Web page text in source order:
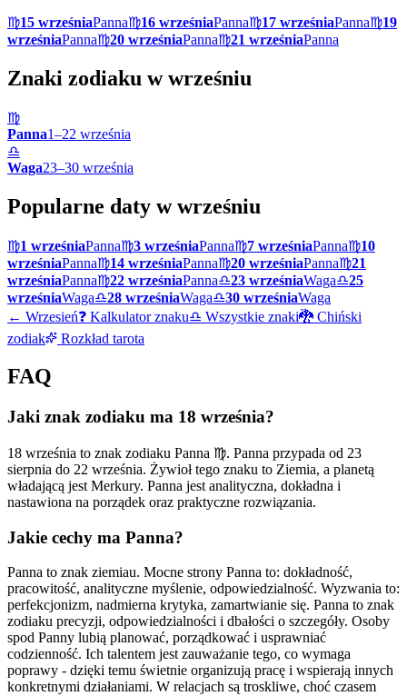
♍15 wrześniaPanna♍16 wrześniaPanna♍17 wrześniaPanna♍19
wrześniaPanna♍20 wrześniaPanna♍21 wrześniaPanna
Znaki zodiaku wwrześniu
♍
Panna1–22 września
♎
Waga23–30 września
Popularne daty wwrześniu
♍1 wrześniaPanna♍3 wrześniaPanna♍7 wrześniaPanna♍10
wrześniaPanna♍14 wrześniaPanna♍20 wrześniaPanna♍21
wrześniaPanna♍22 wrześniaPanna♎23 wrześniaWaga♎25
wrześniaWaga♎28 wrześniaWaga♎30 wrześniaWaga
← Wrzesień❓ Kalkulator znaku♎ Wszystkie znaki🐉 Chiński
zodiak
Rozkład tarota
FAQ
Jaki znak zodiaku ma 18 września?
18 września to znak zodiaku Panna ♍. Panna przypada od 23
sierpnia do 22 września. Żywioł tego znaku to Ziemia, a planetą
władającą jest Merkury. Panna jest analityczna, dokładna i
nastawiona na porządek oraz praktyczne rozwiązania.
Jakie cechy ma Panna?
Panna to znak ziemiau. Mocne strony Panna to: dokładność,
pracowitość, analityczne myślenie, odpowiedzialność. Wyzwania to:
perfekcjonizm, nadmierna krytyka, zamartwianie się. Panna to znak
zodiaku precyzji, odpowiedzialności i dbałości o szczegóły. Osoby
spod Panny lubią planować, porządkować i usprawniać
codzienność. Ich talentem jest zauważanie tego, co wymaga
poprawy - dzięki temu świetnie organizują pracę i wspierają innych
konkretnymi działaniami. W relacjach są troskliwe, choć czasem